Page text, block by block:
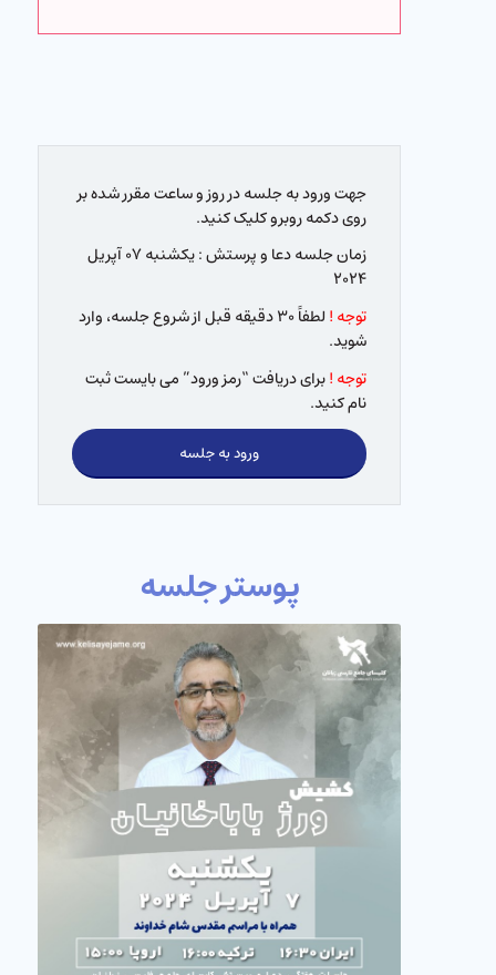
جهت ورود به جلسه در روز و ساعت مقرر شده بر
روی دکمه روبرو کلیک کنید.
زمان جلسه دعا و پرستش : یکشنبه ۰۷ آپریل
۲۰۲۴
توجه !
لطفاً ۳۰ دقیقه قبل از شروع جلسه، وارد
شوید.
توجه !برای دریافت “رمز ورود” می بایست ثبت
نام کنید.
ورود به جلسه
پوستر جلسه